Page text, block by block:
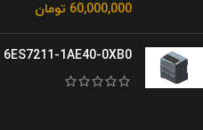
60,000,000 تومان
6ES7211-1AE40-0XB0